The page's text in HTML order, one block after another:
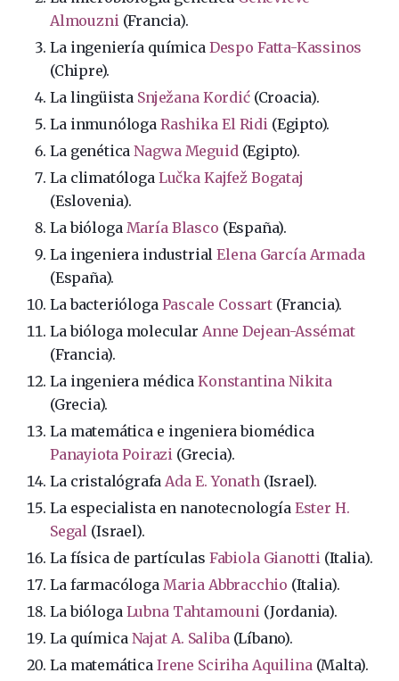
Almouzni (Francia).
La ingeniería química Despo Fatta-Kassinos
(Chipre).
La lingüista Snježana Kordić(Croacia).
La inmunólogaRashika El Ridi (Egipto).
La genéticaNagwa Meguid (Egipto).
La climatóloga Lučka Kajfež Bogataj
(Eslovenia).
La bióloga María Blasco (España).
La ingeniera industrialElena García Armada
(España).
La bacterióloga Pascale Cossart (Francia).
La bióloga molecular Anne Dejean-Assémat
(Francia).
La ingeniera médicaKonstantina Nikita
(Grecia).
La matemática e ingeniera biomédica
Panayiota Poirazi (Grecia).
La cristalógrafa Ada E. Yonath (Israel).
La especialista en nanotecnología Ester H.
Segal (Israel).
La física de partículas Fabiola Gianotti (Italia).
La farmacóloga Maria Abbracchio (Italia).
La bióloga Lubna Tahtamouni (Jordania).
La química Najat A. Saliba (Líbano).
La matemáticaIrene Sciriha Aquilina (Malta).